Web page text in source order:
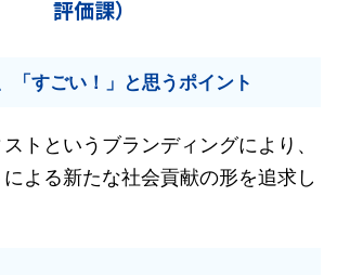
評価課）
「すごい！」と思うポイント
トというブランディングにより、
よる新たな社会貢献の形を追求し